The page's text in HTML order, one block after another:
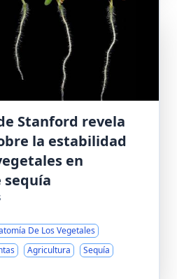
Stanford revela
la estabilidad
en
sequía
De Los Vegetales
Agricultura Sequía